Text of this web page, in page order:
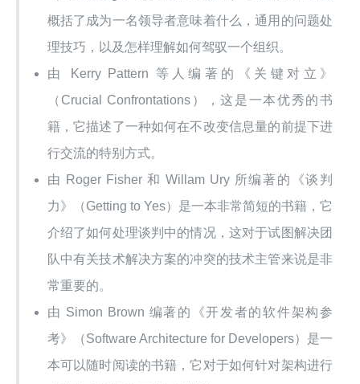
概括了成为一名领导者意味着什么，通用的问题处
理技巧，以及怎样理解如何驾驭一个组织。
由 Kerry Pattern 等人编著的《关键对立》
（Crucial Confrontations），这是一本优秀的书
籍，它描述了一种如何在不改变信息量的前提下进
行交流的特别方式。
由 Roger Fisher 和 Willam Ury 所编著的《谈判
力》（Getting to Yes）是一本非常简短的书籍，它
介绍了如何处理谈判中的情况，这对于试图解决团
队中有关技术解决方案的冲突的技术主管来说是非
常重要的。
由 Simon Brown 编著的《开发者的软件架构参
考》（Software Architecture for Developers）是一
本可以随时阅读的书籍，它对于如何针对架构进行